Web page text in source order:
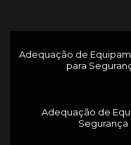
Adequação de
para
Adequação de
Segurança